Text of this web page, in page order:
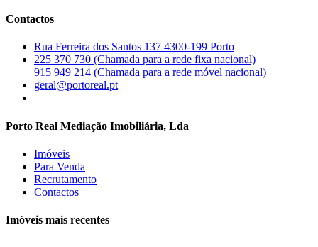
Contactos
Rua Ferreira dos Santos 137 4300-199 Porto
225 370 730 (Chamada para a rede fixa nacional)
915 949 214 (Chamada para a rede móvel nacional)
geral@portoreal.pt
Porto Real Mediação Imobiliária, Lda
Imóveis
Para Venda
Recrutamento
Contactos
Imóveis mais recentes